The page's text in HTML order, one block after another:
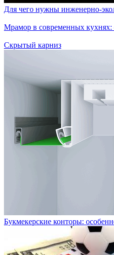
Для чего нужны инженерно-
Мрамор в современных кухнях:
Скрытый карниз
Букмекерские конторы: